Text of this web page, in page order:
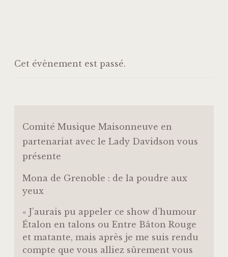
Cet évènement est passé.
Comité Musique Maisonneuve en
partenariat avec le Lady Davidson vous
présente
Mona de Grenoble : de la poudre aux
yeux
« J’aurais pu appeler ce show d’humour
Étalon en talons ou Entre Bâton Rouge
et matante, mais après je me suis rendu
compte que vous alliez sûrement vous